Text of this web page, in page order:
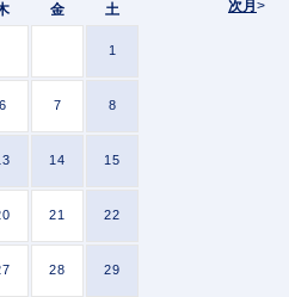
次月>
金 土
1
6 7 8
14 15
21 22
28 29